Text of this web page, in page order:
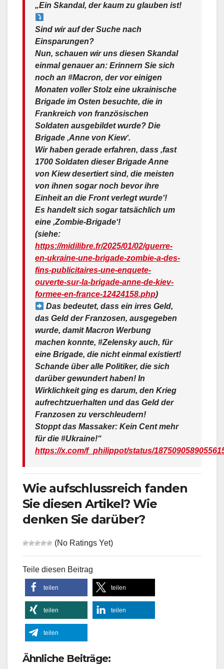
„Ein Skandal, der kaum zu glauben ist!
Sind wir auf der Suche nach
Einsparungen?
Nun, schauen wir uns diesen Skandal
einmal genauer an: Erinnern Sie sich
noch an #Macron, der vor einigen
Monaten voller Stolz eine ukrainische
Brigade im Osten besuchte, die in
Frankreich von französischen
Soldaten ausgebildet wurde? Die
Brigade ‚Anne von Kiew‘.
Wir haben gerade erfahren, dass ‚fast
1700 Soldaten dieser Brigade Anne
von Kiew desertiert sind, die meisten
von ihnen sogar noch bevor ihre
Einheit an die Front verlegt wurde‘!
Es handelt sich sogar tatsächlich um
eine ‚Zombie-Brigade‘!
(siehe:
https://midilibre.fr/2025/01/02/guerre-
en-ukraine-une-brigade-zombie-a-des-
fins-publicitaires-une-enquete-
ouverte-sur-la-brigade-anne-de-kiev-
formee-en-france-12424158.php)
Das bedeutet, dass ein irres Geld,
das Geld der Franzosen, ausgegeben
wurde, damit Macron Werbung
machen konnte, #Zelensky auch, für
eine Brigade, die nicht einmal existiert!
Schande über alle Politiker, die sich
darüber gewundert haben! In
Wirklichkeit ging es darum, den Krieg
aufrechtzuerhalten und das Geld der
Franzosen zu verschleudern!
Stoppt das Massaker: Kein Cent mehr
für die #Ukraine!“
https://x.com/f_philippot/status/
Wie aufschlussreich fanden
Sie diesen Artikel? Wie
denken Sie darüber?
(No Ratings Yet)
Teile diesen Beitrag
teilen teilen
teilen teilen
teilen
Ähnliche Beiträge: